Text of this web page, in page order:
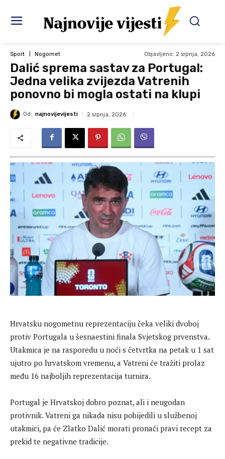
Sport Nogomet Objavljeno: 2 srpnja, 2026
Dalić sprema sastav za Portugal:
Jedna velika zvijezda Vatrenih
ponovno bi mogla ostati na klupi
Od: najnovijevijesti 2 srpnja, 2026
Hrvatsku nogometnu reprezentaciju čeka veliki dvoboj
protiv Portugala u šesnaestini finala Svjetskog prvenstva.
Utakmica je na rasporedu u noći s četvrtka na petak u 1 sat
ujutro po hrvatskom vremenu, a Vatreni će tražiti prolaz
među 16 najboljih reprezentacija turnira.
Portugal je Hrvatskoj dobro poznat, ali i neugodan
protivnik. Vatreni ga nikada nisu pobijedili u službenoj
utakmici, pa će Zlatko Dalić morati pronaći pravi recept za
prekid te negativne tradicije.